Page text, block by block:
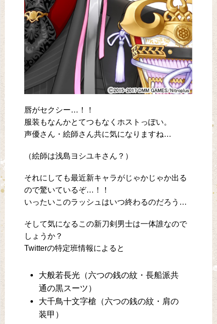
唇がセクシー…！！
服装もなんかとてつもなくホストっぽい。
声優さん・絵師さん共に気になりますね…
（絵師は浅島ヨシユキさん？）
それにしても最近新キャラがじゃかじゃか出る
ので驚いているぞ…！！
いったいこのラッシュはいつ終わるのだろう…
そして気になるこの新刀剣男士は一体誰なので
しょうか？
Twitterの特定班情報によると
大般若長光（六つの銭の紋・長船派共
通の黒スーツ）
大千鳥十文字槍（六つの銭の紋・肩の
装甲）